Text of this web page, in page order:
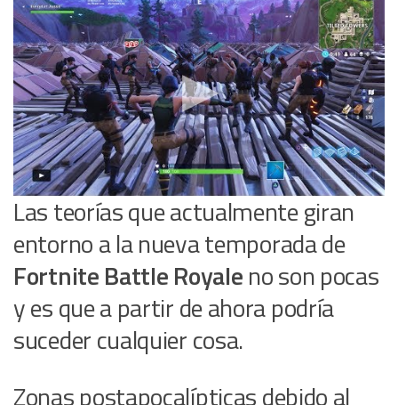
Las teorías que actualmente giran
entorno a la nueva temporada de
Fortnite Battle Royaleno son pocas
y es que a partir de ahora podría
suceder cualquier cosa.
Zonas postapocalípticas debido al